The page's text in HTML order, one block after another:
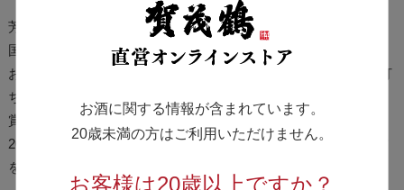
芳醇辛口。食中酒として最適な本醸造 上等酒。
国内外で評価していただき、国内では『全国燗酒コンテスト』
お値打ち燗酒 ぬる燗部門で2015年・2018年・2025年、お値打
ち燗酒 熱燗部門で2019年・2022年・2024年と計6度金賞を受
賞。
2019年には海外の『ロンドン酒チャレンジ』本醸造部門で金賞
をいただいています。
お酒に関する情報が含まれています。
20歳未満の方はご利用いただけません。
お客様は20歳以上ですか？